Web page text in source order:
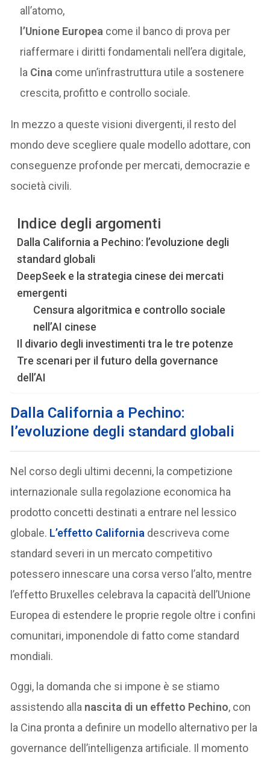
all’atomo,
l’Unione Europea come il banco di prova per
riaffermare i diritti fondamentali nell’era digitale,
la Cina come un’infrastruttura utile a sostenere
crescita, profitto e controllo sociale.
In mezzo a queste visioni divergenti, il resto del
mondo deve scegliere quale modello adottare, con
conseguenze profonde per mercati, democrazie e
società civili.
Indice degli argomenti
Dalla California a Pechino: l’evoluzione degli
standard globali
DeepSeek e la strategia cinese dei mercati
emergenti
Censura algoritmica e controllo sociale
nell’AI cinese
Il divario degli investimenti tra le tre potenze
Tre scenari per il futuro della governance
dell’AI
Dalla California a Pechino:
l’evoluzione degli standard globali
Nel corso degli ultimi decenni, la competizione
internazionale sulla regolazione economica ha
prodotto concetti destinati a entrare nel lessico
globale. L’effetto California descriveva come
standard severi in un mercato competitivo
potessero innescare una corsa verso l’alto, mentre
l’effetto Bruxelles celebrava la capacità dell’Unione
Europea di estendere le proprie regole oltre i confini
comunitari, imponendole di fatto come standard
mondiali.
Oggi, la domanda che si impone è se stiamo
assistendo alla nascita di un effetto Pechino, con
la Cina pronta a definire un modello alternativo per la
governance dell’intelligenza artificiale. Il momento